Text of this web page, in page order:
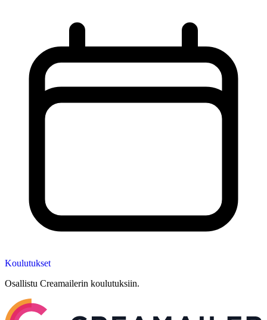
Koulutukset
Osallistu Creamailerin koulutuksiin.